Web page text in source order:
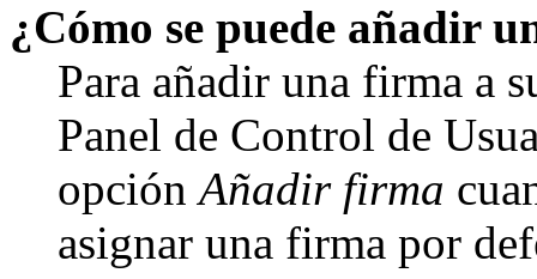
¿Cómo se puede añadir
Para añadir una firma a
Panel de Control de
opciónAñadir firma
asignar una firma por